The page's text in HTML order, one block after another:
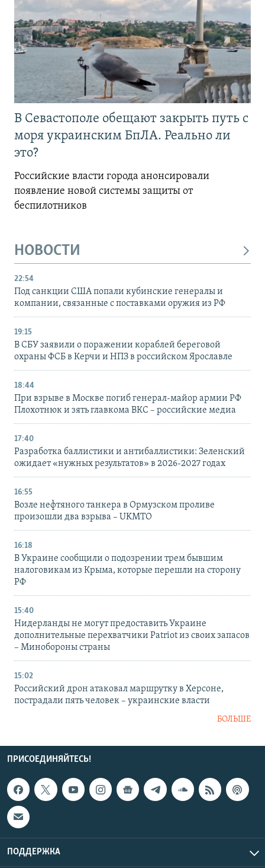
В Севастополе обещают закрыть путь с
моря украинским БпЛА. Реально ли
это?
Российские власти города анонсировали
появление новой системы защиты от
беспилотников
НОВОСТИ
22:54
Под санкции США попали кубинские генералы и
компании, связанные с поставками оружия из РФ
19:15
В СБУ заявили о поражении кораблей береговой
охраны ФСБ в Керчи и НПЗ в российском Ярославле
18:44
При взрыве в Москве погиб генерал-майор армии РФ
Плохотнюк и зять главкома ВКС – российские медиа
17:40
Разработка баллистики и антибаллистики: Зеленский
ожидает «нужных результатов» в 2026-2027 годах
16:55
Возле нефтяного танкера в Ормузском проливе
произошли два взрыва – UKMTO
16:18
В Украине сообщили о подозрении трем бывшим
налоговикам из Крыма, которые перешли на сторону
РФ
15:40
Нидерланды не могут предоставить Украине
дополнительные перехватчики Patriot из своих запасов
– Минобороны страны
15:02
Российский дрон атаковал маршрутку в Херсоне,
пострадали пять человек – украинские власти
БОЛЬШЕ
ПРИСОЕДИНЯЙТЕСЬ!
ПОДДЕРЖКА